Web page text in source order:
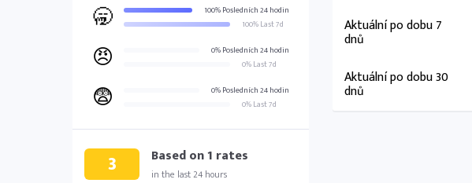
🥱
100% Posledních 24 hodin
100% Last 7d
😠
0% Posledních 24 hodin
0% Last 7d
😨
0% Posledních 24 hodin
0% Last 7d
3 Based on1 rates
in the last 24 hours
Aktuální po dobu 7
dnů
Aktuální po dobu 30
dnů